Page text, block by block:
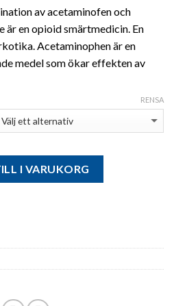
till
kr11,000
av acetaminofen och
en opioid smärtmedicin. En
Acetaminophen är en
medel som ökar effekten av
RENSA
I VARUKORG